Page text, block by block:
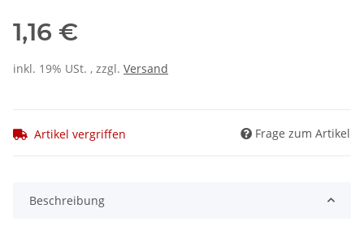
1,16 €
inkl. 19% USt. , zzgl. Versand
Artikel vergriffen Frage zum Artikel
Beschreibung